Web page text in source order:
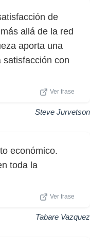
de
allá de la red
aporta una
satisfacción con
Ver frase
Steve Jurvetson
económico.
toda la
Ver frase
Tabare Vazquez